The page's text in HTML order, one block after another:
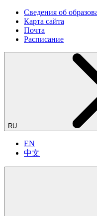
Сведения об
Карта сайта
Почта
Расписание
RU
EN
中文